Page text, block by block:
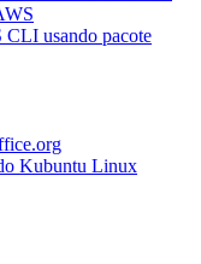
CLI usando pacote
Kubuntu Linux